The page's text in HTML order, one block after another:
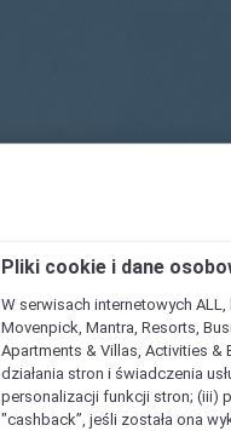
Pliki cookie i dane
W serwisach internetowych
Movenpick, Mantra, Resorts,
Apartments & Villas, Activities &
działania stron i świadczenia
personalizacji funkcji stron; (iii)
"cashback”, jeśli została ona